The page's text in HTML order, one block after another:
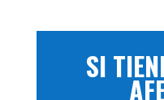
SI